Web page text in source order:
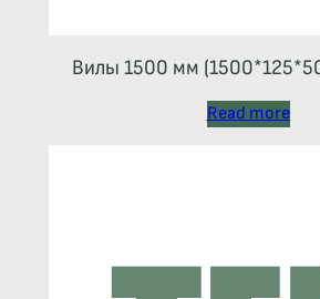
Вилы 1500 мм
Read more